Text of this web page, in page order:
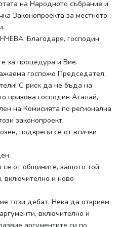
на Народното събрание и
Законопроекта за местното
Благодаря, господин
за процедура и Вие.
госпожо Председател,
С риск да не бъда на
призова господин Аталай,
на Комисията по регионална
законопроект.
подкрепя се от всички
от общините, защото той
и ново
този дебат. Нека да открием
включително и
аргументите си по